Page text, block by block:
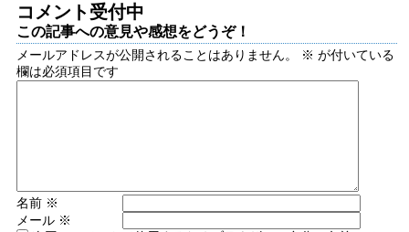
コメント受付中
この記事への意見や感想をどうぞ！
メールアドレスが公開されることはありません。 ※ が付いている
欄は必須項目です
名前 ※
メール ※